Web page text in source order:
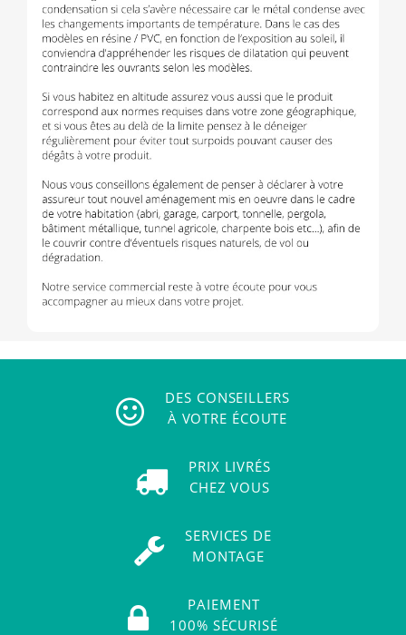
DES CONSEILLERS
À VOTRE ÉCOUTE
PRIX LIVRÉS
CHEZ VOUS
SERVICES DE
MONTAGE
PAIEMENT
100% SÉCURISÉ